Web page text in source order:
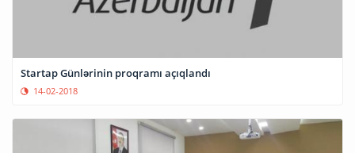
Startap Günlərinin proqramı açıqlandı
14-02-2018